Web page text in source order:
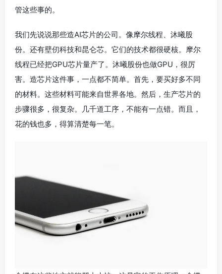
管这些事的。
我们先说说那些造AI芯片的公司。像摩尔线程、沐曦股
份。还有壁仞科技和昆仑芯。它们的技术都很硬核。摩尔
线程已经把GPU芯片量产了。沐曦股份也做GPU，很厉
害。造芯片这件事，一点都不简单。首先，要买好多不同
的材料。这些材料可能来自世界各地。然后，生产芯片的
步骤很多，很复杂。几千道工序，不能有一点错。而且，
花的钱也多，得算清楚每一笔。